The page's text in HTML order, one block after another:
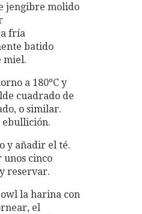
jengibre molido
fría
batido
miel.
a 180ºC y
cuadrado de
o similar.
ebullición.
y añadir el té.
cinco
reservar.
la harina con
el